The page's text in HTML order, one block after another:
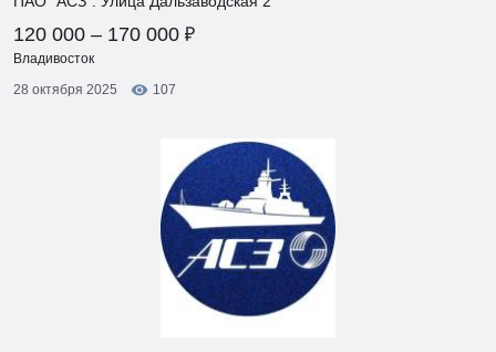
120 000 – 170 000 ₽
Владивосток
28 октября 2025
107